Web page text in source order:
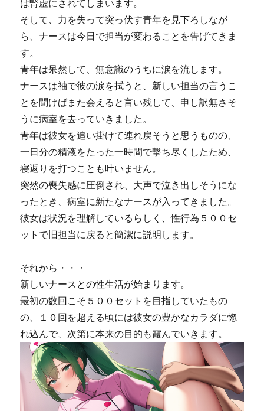
は腎虚にされてしまいます。
そして、力を失って突っ伏す青年を見下ろしなが
ら、ナースは今日で担当が変わることを告げてきま
す。
青年は呆然して、無意識のうちに涙を流します。
ナースは袖で彼の涙を拭うと、新しい担当の言うこ
とを聞けばまた会えると言い残して、申し訳無さそ
うに病室を去っていきました。
青年は彼女を追い掛けて連れ戻そうと思うものの、
一日分の精液をたった一時間で撃ち尽くしたため、
寝返りを打つことも叶いません。
突然の喪失感に圧倒され、大声で泣き出しそうにな
ったとき、病室に新たなナースが入ってきました。
彼女は状況を理解しているらしく、性行為５００セ
ットで旧担当に戻ると簡潔に説明します。
それから・・・
新しいナースとの性生活が始まります。
最初の数回こそ５００セットを目指していたもの
の、１０回を超える頃には彼女の豊かなカラダに惚
れ込んで、次第に本来の目的も霞んでいきます。